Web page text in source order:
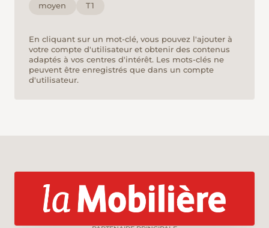
moyen
T1
En cliquant sur un mot-clé, vous pouvez l'ajouter à
votre compte d'utilisateur et obtenir des contenus
adaptés à vos centres d'intérêt. Les mots-clés ne
peuvent être enregistrés que dans un compte
d'utilisateur.